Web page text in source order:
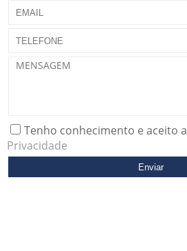
Tenho conhecimento e aceito a
Privacidade